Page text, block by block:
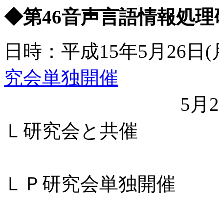
◆第46音声言語情報処理
日時：平成15年5
究会単独開催
5月27日(火
Ｌ研究会と共催
ＬＰ研究会単独開催